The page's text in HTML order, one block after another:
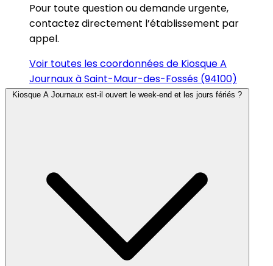
Pour toute question ou demande urgente,
contactez directement l’établissement par
appel.
Voir toutes les coordonnées de Kiosque A
Journaux à Saint-Maur-des-Fossés (94100)
Kiosque A Journaux est-il ouvert le week-end et les jours fériés ?